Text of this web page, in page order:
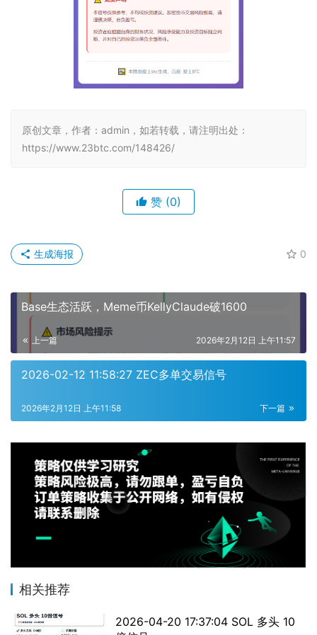
原创文章，作者：admin，如若转载，请注明出处：
https://www.23btc.com/148426/
赞 (0)
0
生成海报
Base生态活跃，Meme币KellyClaude破1600
上一篇 2026年2月12日 上午11:57
2026-02-12 11:58:27 ZEC多单交易信号
下一篇
2026年2月12日 上午11:58
相关推荐
2026-04-20 17:37:04 SOL 多头 10